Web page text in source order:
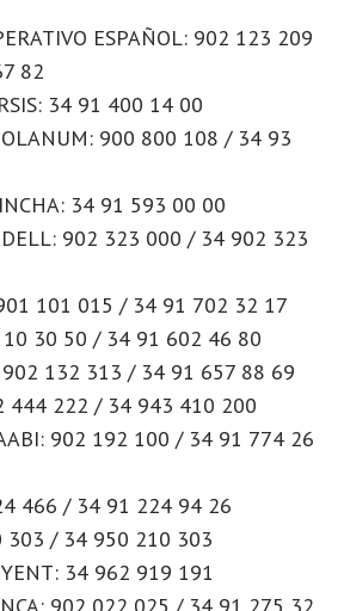
ESPAÑOL: 902 123 209
82
34 91 400 14 00
900 800 108 / 34 93
34 91 593 00 00
902 323 000 / 34 902 323
101 015 / 34 91 702 32 17
10 30 50 / 34 91 602 46 80
902 132 313 / 34 91 657 88 69
444 222 / 34 943 410 200
902 192 100 / 34 91 774 26
466 / 34 91 224 94 26
303 / 34 950 210 303
34 962 919 191
902 022 025 / 34 91 275 32